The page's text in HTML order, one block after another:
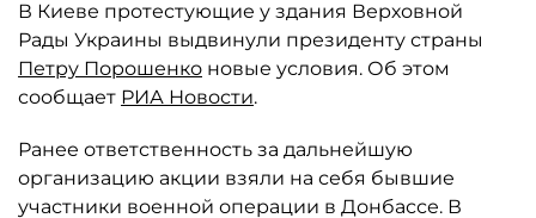
В Киеве протестующие у здания Верховной
Рады Украины выдвинули президенту страны
Петру Порошенко новые условия. Об этом
сообщает РИА Новости.
Ранее ответственность за дальнейшую
организацию акции взяли на себя бывшие
участники военной операции в Донбассе. В